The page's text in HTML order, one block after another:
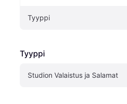
Tyyppi
Tyyppi
Studion Valaistus ja Salamat